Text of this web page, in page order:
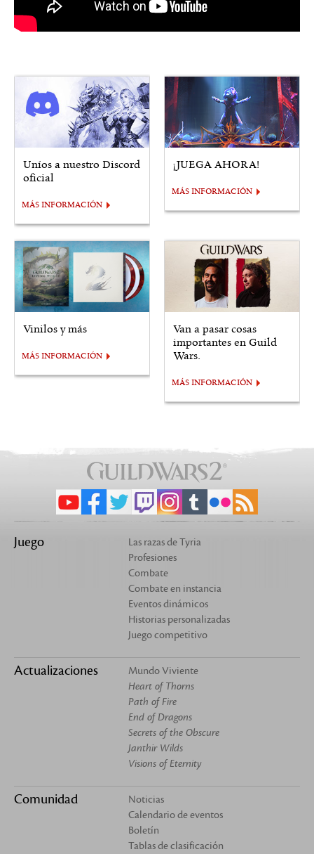
Uníos a nuestro Discord
oficial
MÁS INFORMACIÓN
¡JUEGA AHORA!
MÁS INFORMACIÓN
Vinilos y más
MÁS INFORMACIÓN
Van a pasar cosas
importantes en Guild
Wars.
MÁS INFORMACIÓN
Juego
Las razas de Tyria
Profesiones
Combate
Combate en instancia
Eventos dinámicos
Historias personalizadas
Juego competitivo
Actualizaciones
Mundo Viviente
Heart of Thorns
Path of Fire
End of Dragons
Secrets of the Obscure
Janthir Wilds
Visions of Eternity
Comunidad
Noticias
Calendario de eventos
Boletín
Tablas de clasificación